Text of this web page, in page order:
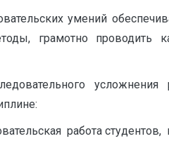
умений
грамотно проводить
работа